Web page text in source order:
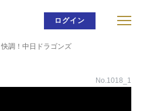
ログイン
快調！中日ドラゴンズ
No.1018_1